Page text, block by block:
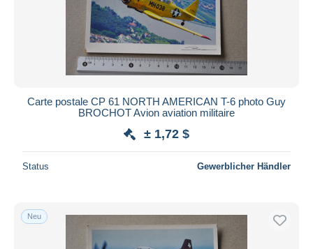
Carte postale CP 61 NORTH AMERICAN T-6 photo Guy
BROCHOT Avion aviation militaire
± 1,72 $
Status Gewerblicher Händler
Neu